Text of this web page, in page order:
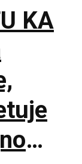
KA